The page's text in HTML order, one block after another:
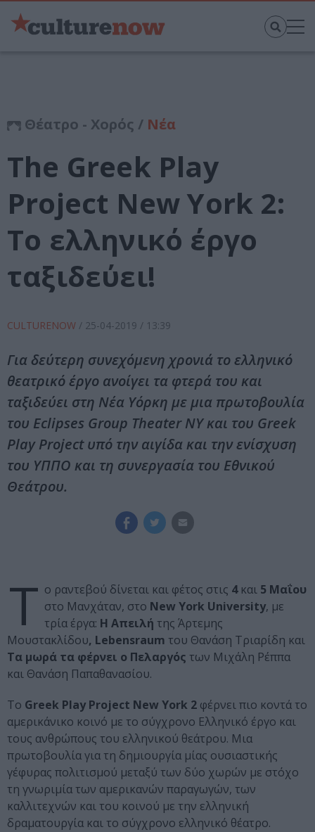
Θέατρο - Χορός / Νέα
The Greek Play
Project New York 2:
Το ελληνικό έργο
ταξιδεύει!
CULTURENOW / 25-04-2019 / 13:39
Για δεύτερη συνεχόμενη χρονιά το ελληνικό
θεατρικό έργο ανοίγει τα φτερά του και
ταξιδεύει στη Νέα Υόρκη με μια πρωτοβουλία
του Eclipses Group Theater NY και του Greek
Play Project υπό την αιγίδα και την ενίσχυση
του ΥΠΠΟ και τη συνεργασία του Εθνικού
Θεάτρου.
Τ ο ραντεβού δίνεται και φέτος στις 4 και 5 Μαΐου
στο Μανχάταν, στο New York University, με
τρία έργα: Η Απειλή της Άρτεμης
Μουστακλίδου, Lebensraum του Θανάση Τριαρίδη και
Τα μωρά τα φέρνει ο Πελαργός των Μιχάλη Ρέππα
και Θανάση Παπαθανασίου.
Το Greek Play Project New York 2 φέρνει πιο κοντά το
αμερικάνικο κοινό με το σύγχρονο Ελληνικό έργο και
τους ανθρώπους του ελληνικού θεάτρου. Μια
πρωτοβουλία για τη δημιουργία μίας ουσιαστικής
γέφυρας πολιτισμού μεταξύ των δύο χωρών με στόχο
τη γνωριμία των αμερικανών παραγωγών, των
καλλιτεχνών και του κοινού με την ελληνική
δραματουργία και το σύγχρονο ελληνικό θέατρο.